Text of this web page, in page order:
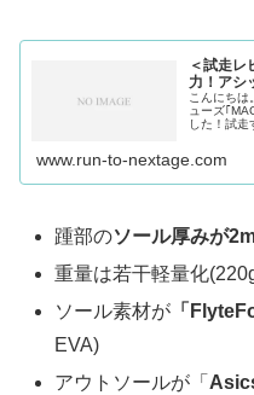
＜試走レ
力！アシ
こんにち
ューズ｢
した！試走
www.run-to-nextage.com
踵部のソール厚みが
重量は若干軽量化
ソール素材が 「
EVA)
アウトソールが「